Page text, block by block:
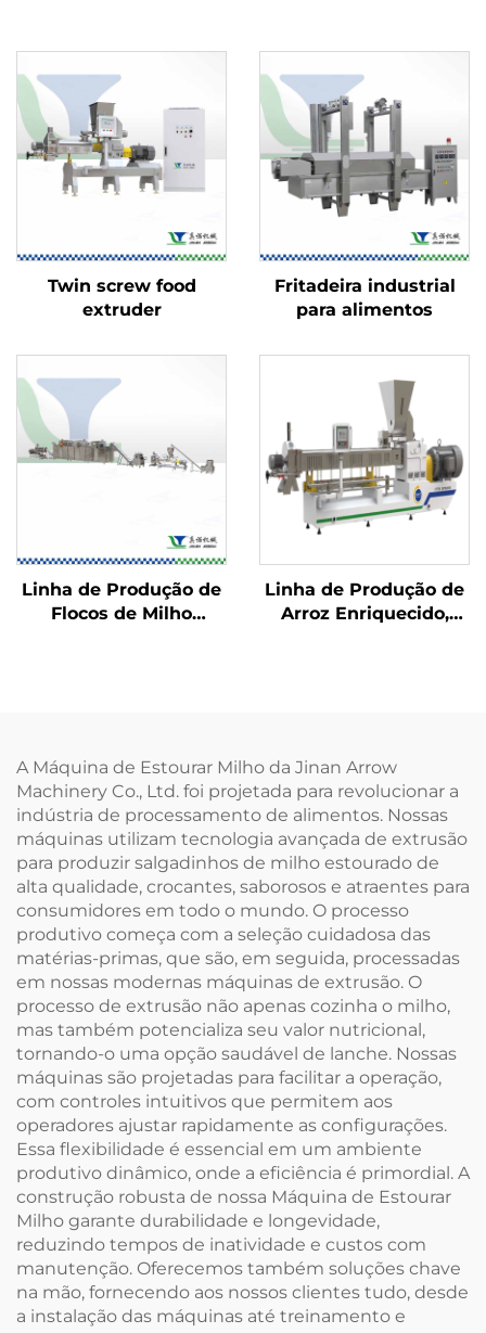
Twin screw food
extruder
Fritadeira industrial
para alimentos
Linha de Produção de
Flocos de Milho
Linha de Produção de
Arroz Enriquecido,
A Máquina de Estourar Milho da Jinan Arrow
Machinery Co., Ltd. foi projetada para revolucionar a
indústria de processamento de alimentos. Nossas
máquinas utilizam tecnologia avançada de extrusão
para produzir salgadinhos de milho estourado de
alta qualidade, crocantes, saborosos e atraentes para
consumidores em todo o mundo. O processo
produtivo começa com a seleção cuidadosa das
matérias-primas, que são, em seguida, processadas
em nossas modernas máquinas de extrusão. O
processo de extrusão não apenas cozinha o milho,
mas também potencializa seu valor nutricional,
tornando-o uma opção saudável de lanche. Nossas
máquinas são projetadas para facilitar a operação,
com controles intuitivos que permitem aos
operadores ajustar rapidamente as configurações.
Essa flexibilidade é essencial em um ambiente
produtivo dinâmico, onde a eficiência é primordial. A
construção robusta de nossa Máquina de Estourar
Milho garante durabilidade e longevidade,
reduzindo tempos de inatividade e custos com
manutenção. Oferecemos também soluções chave
na mão, fornecendo aos nossos clientes tudo, desde
a instalação das máquinas até treinamento e